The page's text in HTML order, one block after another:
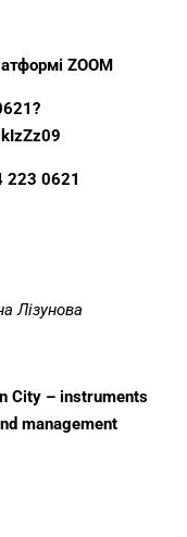
ZOOM
223 0621
Лізунова
City – instruments
management